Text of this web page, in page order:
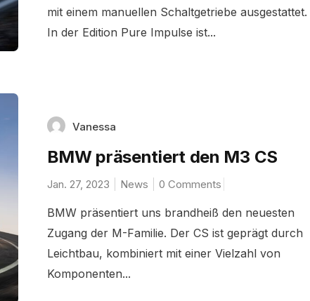
mit einem manuellen Schaltgetriebe ausgestattet.
In der Edition Pure Impulse ist...
Vanessa
BMW präsentiert den M3 CS
Jan. 27, 2023 News 0 Comments
BMW präsentiert uns brandheiß den neuesten
Zugang der M-Familie. Der CS ist geprägt durch
Leichtbau, kombiniert mit einer Vielzahl von
Komponenten...